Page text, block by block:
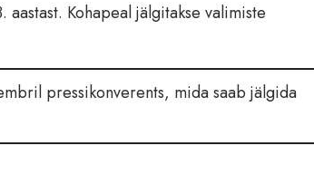
aastast. Kohapeal jälgitakse valimiste
pressikonverents, mida saab jälgida